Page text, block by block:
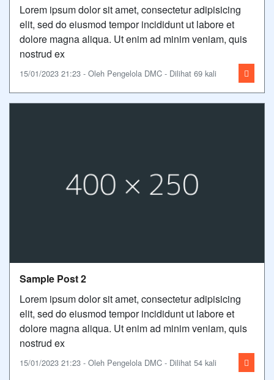
Lorem ipsum dolor sit amet, consectetur adipisicing
elit, sed do eiusmod tempor incididunt ut labore et
dolore magna aliqua. Ut enim ad minim veniam, quis
nostrud ex
15/01/2023 21:23 - Oleh Pengelola DMC - Dilihat 69 kali
Sample Post 2
Lorem ipsum dolor sit amet, consectetur adipisicing
elit, sed do eiusmod tempor incididunt ut labore et
dolore magna aliqua. Ut enim ad minim veniam, quis
nostrud ex
15/01/2023 21:23 - Oleh Pengelola DMC - Dilihat 54 kali